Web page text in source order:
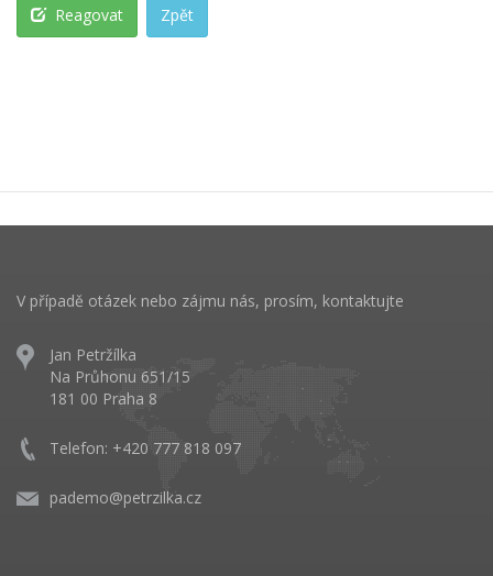
Reagovat Zpět
V případě otázek nebo zájmu nás, prosím, kontaktujte
Jan Petržílka
Na Průhonu 651/15
181 00 Praha 8
Telefon: +420 777 818 097
pademo@petrzilka.cz